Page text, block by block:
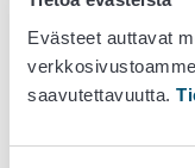
Evästeet auttavat
saavutettavuutta.
kotioloissa
Perunapalstaa
sijaan miettiä
Lue lisää perunan